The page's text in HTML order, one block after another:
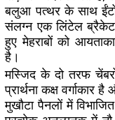
बलुआ पत्थर के साथ
संलग्न एक लिंटेल
हुए मेहराबों को
है।
मस्जिद के दो तरफ
प्रार्थना कक्ष
मुखौटा पैनलों में